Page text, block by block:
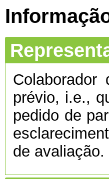
prévio, i.e.,
pedido de
de avaliação.